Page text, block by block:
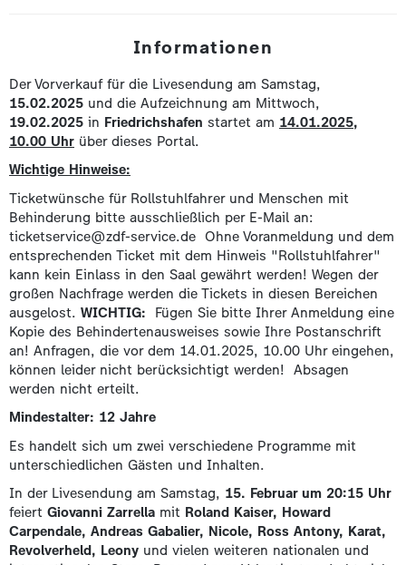
Informationen
Der Vorverkauf für die Livesendung am Samstag,
15.02.2025 und die Aufzeichnung am Mittwoch,
19.02.2025 in Friedrichshafen startet am 14.01.2025,
10.00 Uhr über dieses Portal.
Wichtige Hinweise:
Ticketwünsche für Rollstuhlfahrer und Menschen mit
Behinderung bitte ausschließlich per E-Mail an:
ticketservice@zdf-service.de Ohne Voranmeldung und dem
entsprechenden Ticket mit dem Hinweis "Rollstuhlfahrer"
kann kein Einlass in den Saal gewährt werden! Wegen der
großen Nachfrage werden die Tickets in diesen Bereichen
ausgelost. WICHTIG: Fügen Sie bitte Ihrer Anmeldung eine
Kopie des Behindertenausweises sowie Ihre Postanschrift
an! Anfragen, die vor dem 14.01.2025, 10.00 Uhr eingehen,
können leider nicht berücksichtigt werden! Absagen
werden nicht erteilt.
Mindestalter: 12 Jahre
Es handelt sich um zwei verschiedene Programme mit
unterschiedlichen Gästen und Inhalten.
In der Livesendung am Samstag, 15. Februar um 20:15 Uhr
feiert Giovanni Zarrella mit Roland Kaiser, Howard
Carpendale, Andreas Gabalier, Nicole, Ross Antony, Karat,
Revolverheld, Leony und vielen weiteren nationalen und